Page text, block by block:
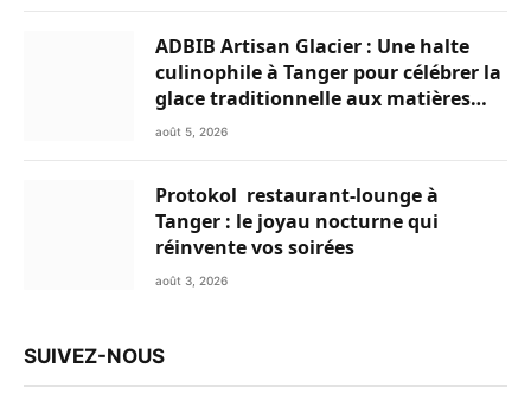
ADBIB Artisan Glacier : Une halte
culinophile à Tanger pour célébrer la
glace traditionnelle aux matières
premières de choix
août 5, 2026
Protokol restaurant-lounge à
Tanger : le joyau nocturne qui
réinvente vos soirées
août 3, 2026
SUIVEZ-NOUS